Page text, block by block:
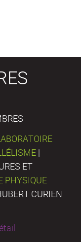
|
ET
PHYSIQUE
CURIEN